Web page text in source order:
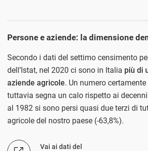
Persone e aziende: la dimensione
Secondo i dati del settimo censimento
dell’Istat, nel 2020 ci sono in Italia più di
aziende agricole. Un numero
tuttavia segna un calo rispetto ai
al 1982 si sono persi quasi due terzi di
agricole del nostro paese (-63,8%).
Vai ai dati del